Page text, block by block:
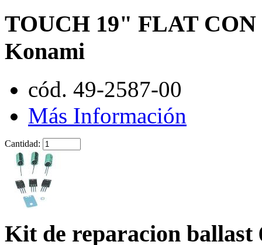
TOUCH 19" FLAT
Konami
cód. 49-2587-00
Más Información
Cantidad:
Kit de reparacion